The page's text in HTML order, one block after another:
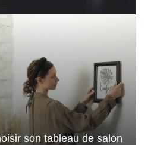
son tableau de salon